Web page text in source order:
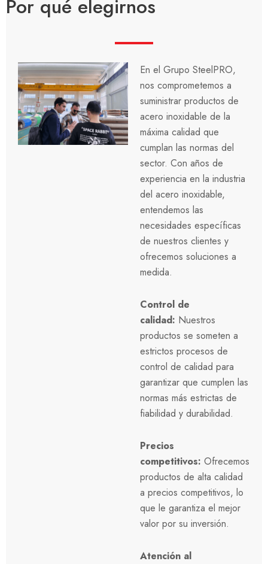
Por qué elegirnos
En el Grupo SteelPRO,
nos comprometemos a
suministrar productos de
acero inoxidable de la
máxima calidad que
cumplan las normas del
sector. Con años de
experiencia en la industria
del acero inoxidable,
entendemos las
necesidades específicas
de nuestros clientes y
ofrecemos soluciones a
medida.
Control de
calidad: Nuestros
productos se someten a
estrictos procesos de
control de calidad para
garantizar que cumplen las
normas más estrictas de
fiabilidad y durabilidad.
Precios
competitivos: Ofrecemos
productos de alta calidad
a precios competitivos, lo
que le garantiza el mejor
valor por su inversión.
Atención al